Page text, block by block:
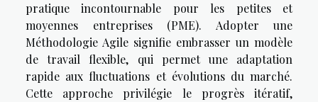
pratique incontournable pour les petites et
moyennes entreprises (PME). Adopter une
Méthodologie Agile signifie embrasser un modèle
de travail flexible, qui permet une adaptation
rapide aux fluctuations et évolutions du marché.
Cette approche privilégie le progrès itératif,